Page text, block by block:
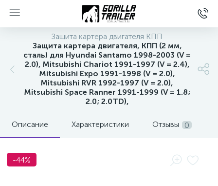
Защита картера двигателя КПП
Защита картера двигателя, КПП (2 мм,
сталь) для Hyundai Santamo 1998-2003 (V =
2.0), Mitsubishi Chariot 1991-1997 (V = 2.4),
Mitsubishi Expo 1991-1998 (V = 2.0),
Mitsubishi RVR 1992-1997 (V = 2.0),
Mitsubishi Space Ranner 1991-1999 (V = 1.8;
2.0; 2.0TD),
Описание Характеристики Отзывы 0
-44%